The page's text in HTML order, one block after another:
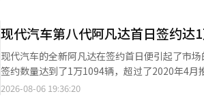
软，但迅速回升，开盘时处于平盘状态。”他
克的鹰派言论导致国债收益率上升，促使获利
编辑。
则净卖出2482亿韩元。 KOSDAQ市值前列的股票表现不一。以伊奥科技（5.96%）、阿尔特基（5.60%）、艾比尔
生物（3.62%）、生态科技（1.82%）、生态
人（0.52%）等为代表的股票上涨。相反，主成工程
员李京敏表示：“国内股市中，内存相关的投
称：“随着跌幅的扩大，卖出侧卡被触发。” 他进一步指出：“消费品和钢铁行业呈现轮动交易的趋势，各行业之间
（-9.29%）、三星电机（-8.19%）、三星电子
车（-1.24%）、HD现代重工（-0.98%）、KB
星生物制剂（0.94%）、LG能源解决方案（0.60%）则有所上涨。 同一时间，
（0.29%），报801.88点。当天指数以797.44点开盘，成功逆转
分别净买入2253亿韩元和720亿韩元。与此同时，外国投资者净卖
现代汽车第八代阿凡达首日签约达
现代汽车的全新阿凡达在签约首日便引起了市
签约数量达到了1万1094辆，超过了2020年4
阿凡达的竞争力得到了充分证明。全新阿凡达
2026-08-06 19:36:20